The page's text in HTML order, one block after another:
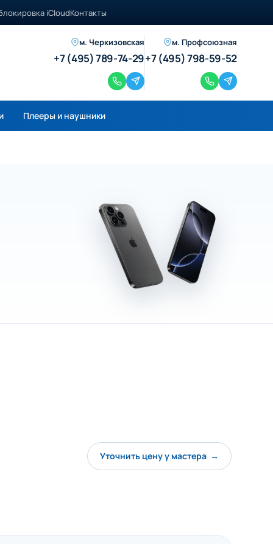
iCloudКонтакты
м. Черкизовская
+7 (495) 789-74-29
м. Профсоюзная
+7 (495) 798-59-52
Плееры и наушники
Уточнить цену у мастера →